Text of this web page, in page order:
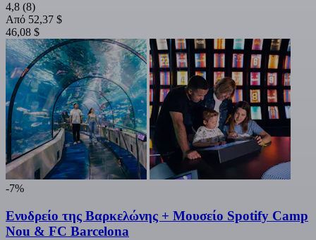
4,8 (8)
Από 52,37 $
46,08 $
-7%
Ενυδρείο της Βαρκελώνης + Μουσείο Spotify Camp
Nou & FC Barcelona